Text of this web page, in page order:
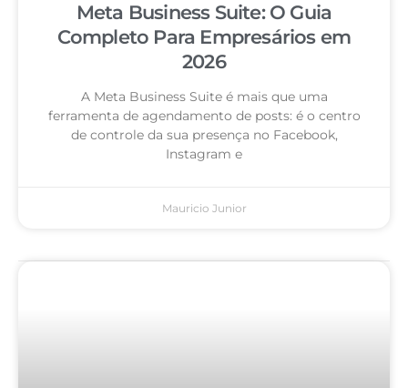
Meta Business Suite: O Guia
Completo Para Empresários em
2026
A Meta Business Suite é mais que uma
ferramenta de agendamento de posts: é o centro
de controle da sua presença no Facebook,
Instagram e
Mauricio Junior